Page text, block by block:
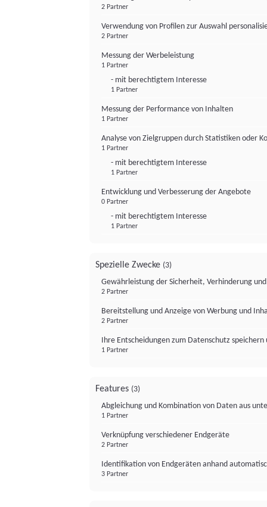
2 Partner
Verwendung von Profilen zur Auswahl
2 Partner
Messung der Werbeleistung
1 Partner
- mit berechtigtem Interesse
1 Partner
Messung der Performance von Inhalten
1 Partner
Analyse von Zielgruppen durch Statistiken oder
1 Partner
- mit berechtigtem Interesse
1 Partner
Entwicklung und Verbesserung der Angebote
0 Partner
- mit berechtigtem Interesse
1 Partner
Spezielle Zwecke (3)
Gewährleistung der Sicherheit, Verhinderung
2 Partner
Bereitstellung und Anzeige von Werbung und
2 Partner
Ihre Entscheidungen zum Datenschutz
1 Partner
Features (3)
Abgleichung und Kombination von Daten aus
1 Partner
Verknüpfung verschiedener Endgeräte
2 Partner
Identifikation von Endgeräten anhand
3 Partner